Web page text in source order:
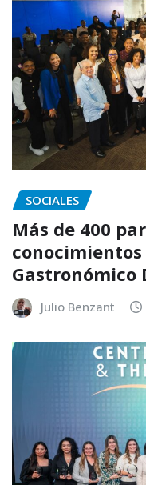
SOCIALES
Más de 400
conocimientos
Gastronómico
Julio Benzant